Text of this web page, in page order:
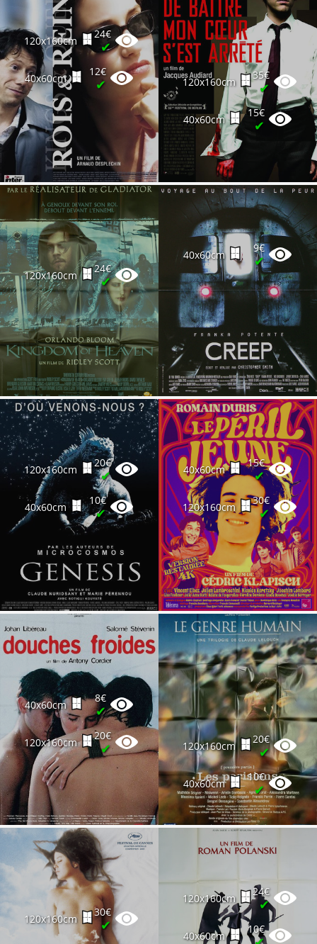
120x160cm
24€
✔
40x60cm
12€
✔ 120x160cm
35€
✔
40x60cm
15€
✔
120x160cm
24€
✔
40x60cm
9€
✔
120x160cm
20€
✔
40x60cm
10€
✔
40x60cm
15€
✔
120x160cm
30€
✔
40x60cm
8€
✔
120x160cm
20€
✔ 120x160cm
20€
✔
40x60cm
10€
✔
120x160cm
30€
✔
120x160cm
24€
✔
40x60cm
10€